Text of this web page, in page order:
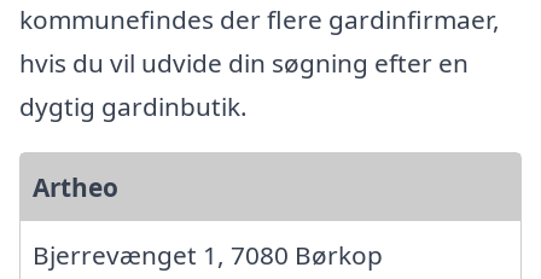
kommunefindes der flere gardinfirmaer,
hvis du vil udvide din søgning efter en
dygtig gardinbutik.
Artheo
Bjerrevænget 1, 7080 Børkop